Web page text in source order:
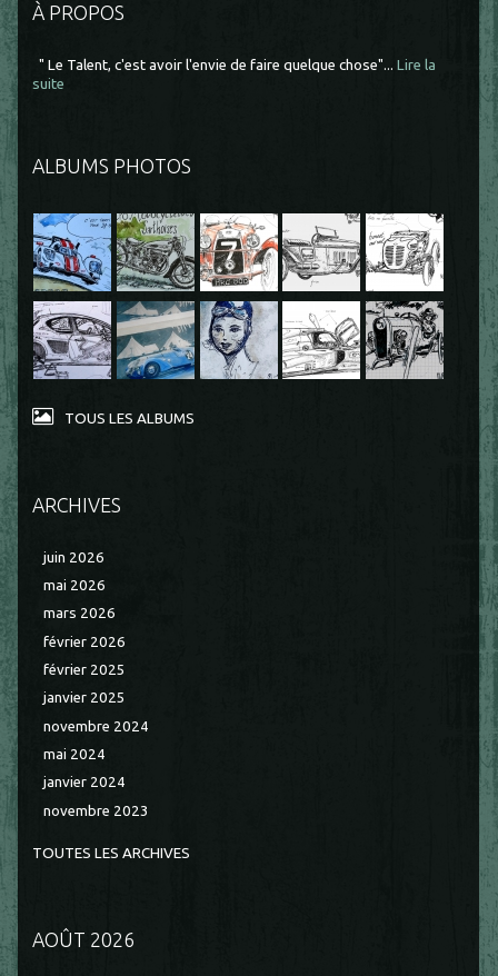
À PROPOS
" Le Talent, c'est avoir l'envie de faire quelque chose"... Lire la
suite
ALBUMS PHOTOS
TOUS LES ALBUMS
ARCHIVES
juin 2026
mai 2026
mars 2026
février 2026
février 2025
janvier 2025
novembre 2024
mai 2024
janvier 2024
novembre 2023
TOUTES LES ARCHIVES
AOÛT 2026